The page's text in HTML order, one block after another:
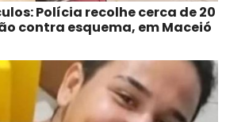
Polícia recolhe cerca de 20
contra esquema, em Maceió